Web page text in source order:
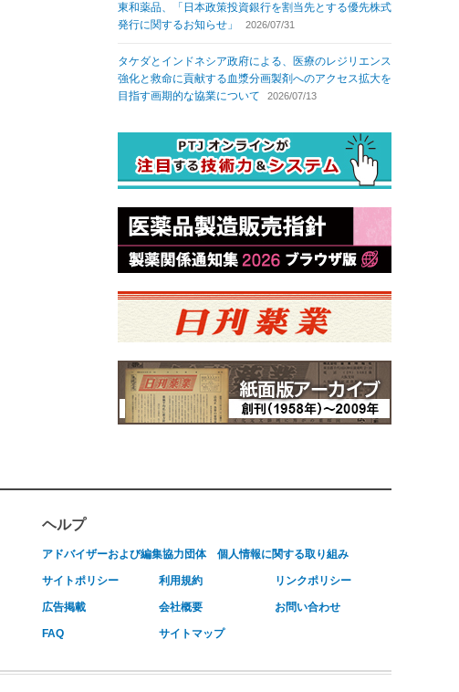
東和薬品、「日本政策投資銀行を割当先とする優先株式
発行に関するお知らせ」
2026/07/31
タケダとインドネシア政府による、医療のレジリエンス
強化と救命に貢献する血漿分画製剤へのアクセス拡大を
目指す画期的な協業について
2026/07/13
ヘルプ
アドバイザーおよび編集協力団体 個人情報に関する取り組み
サイトポリシー 利用規約 リンクポリシー
広告掲載 会社概要 お問い合わせ
FAQ サイトマップ